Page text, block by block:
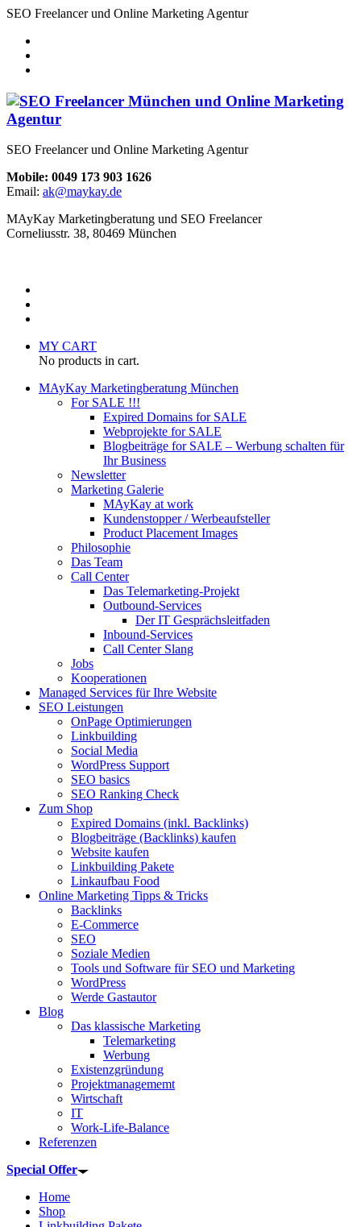
SEO Freelancer und Online Marketing Agentur
SEO Freelancer und Online Marketing Agentur
Mobile: 0049 173 903 1626
Email: ak@maykay.de
MAyKay Marketingberatung und SEO Freelancer
Corneliusstr. 38, 80469 München
MY CART
No products in cart.
MAyKay Marketingberatung München
For SALE !!!
Expired Domains for SALE
Webprojekte for SALE
Blogbeiträge for SALE – Werbung schalten für
Ihr Business
Newsletter
Marketing Galerie
MAyKay at work
Kundenstopper / Werbeaufsteller
Product Placement Images
Philosophie
Das Team
Call Center
Das Telemarketing-Projekt
Outbound-Services
Der IT Gesprächsleitfaden
Inbound-Services
Call Center Slang
Jobs
Kooperationen
Managed Services für Ihre Website
SEO Leistungen
OnPage Optimierungen
Linkbuilding
Social Media
WordPress Support
SEO basics
SEO Ranking Check
Zum Shop
Expired Domains (inkl. Backlinks)
Blogbeiträge (Backlinks) kaufen
Website kaufen
Linkbuilding Pakete
Linkaufbau Food
Online Marketing Tipps & Tricks
Backlinks
E-Commerce
SEO
Soziale Medien
Tools und Software für SEO und Marketing
WordPress
Werde Gastautor
Blog
Das klassische Marketing
Telemarketing
Werbung
Existenzgründung
Projektmanagememt
Wirtschaft
IT
Work-Life-Balance
Referenzen
Special Offer
Home
Shop